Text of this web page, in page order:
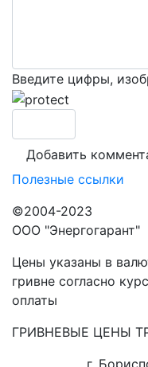
Введите цифры,
Полезные ссылки
©2004-2023
ООО "Энергогарант"
Цены указаны в
гривне согласно
оплаты
ГРИВНЕВЫЕ ЦЕНЫ
г.